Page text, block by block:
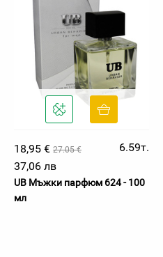
18,95 € 27.05 €
6.59т.
37,06 лв
UB Мъжки парфюм 624 - 100
мл